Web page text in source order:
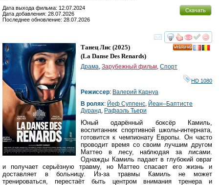
Скачать
Дата выхода фильма: 12.07.2024
Дата добавления: 28.07.2026
Последнее обновление: 28.07.2026
смотреть
Танец Лис (2025)
(La Danse Des Renards)
Драма Зарубежный фильм Спорт
HD 1080
Режиссер: Валерий Карнуа
В ролях: Йеф Cуппенс Йеан–Баптисте
Дуранд Рафаэль Тьери
Юный одарённый боксёр Камиль,
воспитанник спортивной школы-интерната,
готовится к чемпионату Европы. Он часто
проводит время со своим лучшим другом
Маттео в лесу, наблюдая за лисами.
Однажды Камиль падает в глубокий овраг
и получает серьёзную травму, но Маттео спасает его жизнь и
доставляет в больницу. Из-за травмы Камиль не может
тренироваться, перестаёт быть центром внимания тренера и